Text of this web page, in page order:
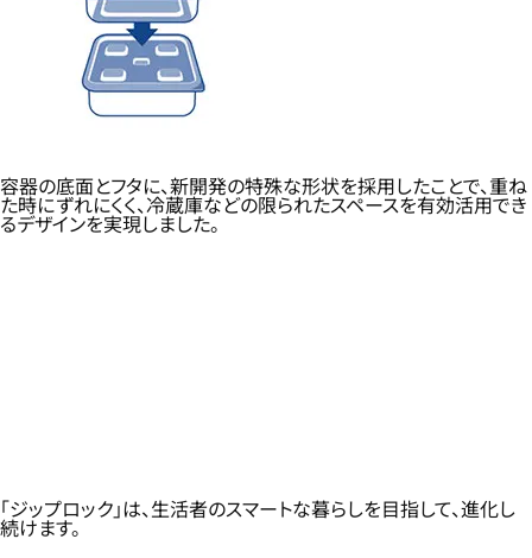
容器の底面とフタに、新開発の特殊な形状を採用したことで、重ね
た時にずれにくく、冷蔵庫などの限られたスペースを有効活用でき
るデザインを実現しました。
「ジップロック」は、生活者のスマートな暮らしを目指して、進化し
続けます。